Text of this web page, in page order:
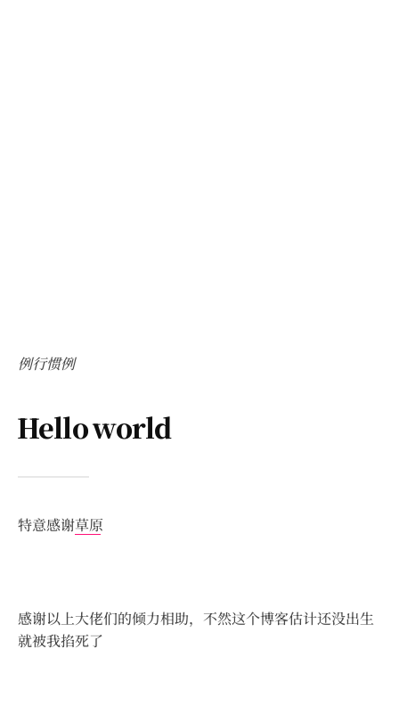
例行惯例
Hello world
特意感谢草原
感谢以上大佬们的倾力相助，不然这个博客估计还没出生
就被我掐死了